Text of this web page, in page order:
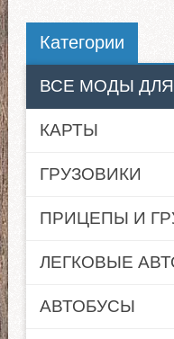
Категории
ВСЕ МОДЫ ДЛЯ
КАРТЫ
ГРУЗОВИКИ
ПРИЦЕПЫ И
ЛЕГКОВЫЕ
АВТОБУСЫ